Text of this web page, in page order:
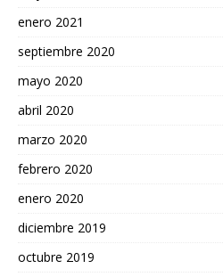
enero 2021
septiembre 2020
mayo 2020
abril 2020
marzo 2020
febrero 2020
enero 2020
diciembre 2019
octubre 2019